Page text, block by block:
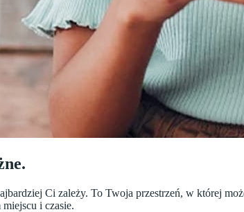
Ci zależy. To Twoja przestrzeń, w której
i czasie.